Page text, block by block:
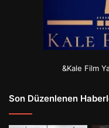
&Kale Film
Son Düzenlenen